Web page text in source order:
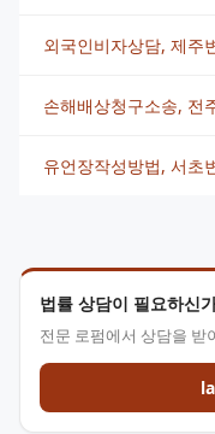
법률 상담이 필요하신
전문 로펌에서 상담을 받